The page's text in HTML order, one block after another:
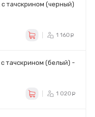
тачскрином (черный)
1 160
тачскрином (белый) -
1 020